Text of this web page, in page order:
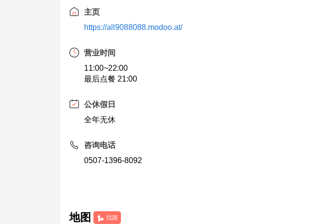
主页
https://all9088088.modoo.at/
营业时间
11:00~22:00
最后点餐 21:00
公休假日
全年无休
咨询电话
0507-1396-8092
地图 找路